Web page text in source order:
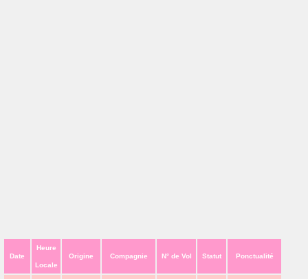
Date
Heure
Locale
Origine Compagnie N° de Vol Statut Ponctualité